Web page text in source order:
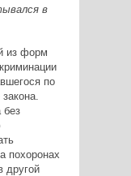
в
из форм
по
без
похоронах
другой